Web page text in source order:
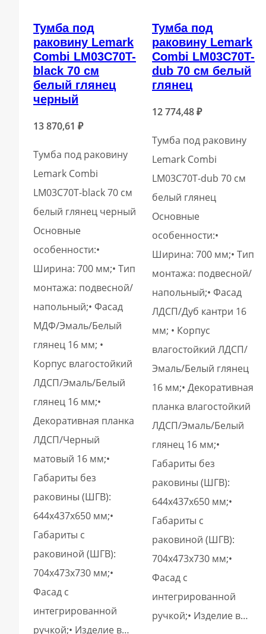
Тумба под
раковину Lemark
Combi LM03C70T-
black 70 см
белый глянец
черный
13 870,61 ₽
Тумба под раковину
Lemark Combi
LM03C70T-black 70 см
белый глянец черный
Основные
особенности:•
Ширина: 700 мм;• Тип
монтажа: подвесной/
напольный;• Фасад
МДФ/Эмаль/Белый
глянец 16 мм; •
Корпус влагостойкий
ЛДСП/Эмаль/Белый
глянец 16 мм;•
Декоративная планка
ЛДСП/Черный
матовый 16 мм;•
Габариты без
раковины (ШГВ):
644х437х650 мм;•
Габариты с
раковиной (ШГВ):
704х473х730 мм;•
Фасад с
интегрированной
ручкой;• Изделие в…
Тумба под
раковину Lemark
Combi LM03C70T-
dub 70 см белый
глянец
12 774,48₽
Тумба под раковину
Lemark Combi
LM03C70T-dub 70 см
белый глянец
Основные
особенности:•
Ширина: 700 мм;• Тип
монтажа: подвесной/
напольный;• Фасад
ЛДСП/Дуб кантри 16
мм; • Корпус
влагостойкий ЛДСП/
Эмаль/Белый глянец
16 мм;• Декоративная
планка влагостойкий
ЛДСП/Эмаль/Белый
глянец 16 мм;•
Габариты без
раковины (ШГВ):
644х437х650 мм;•
Габариты с
раковиной (ШГВ):
704х473х730 мм;•
Фасад с
интегрированной
ручкой;• Изделие в…